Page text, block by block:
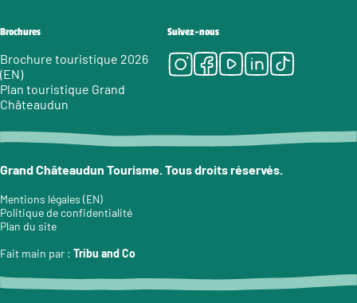
Brochures
Brochure touristique 2026
(EN)
Plan touristique Grand
Châteaudun
Suivez-nous
Instagram
Facebook
Youtube
LinkedIn
Tiktok
Grand Châteaudun Tourisme. Tous droits réservés.
Mentions légales (EN)
Politique de confidentialité
Plan du site
Fait main par : Tribu and Co